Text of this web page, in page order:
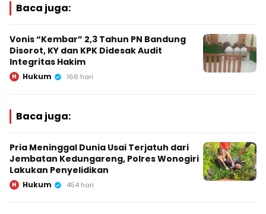
Baca juga:
Vonis “Kembar” 2,3 Tahun PN Bandung
Disorot, KY dan KPK Didesak Audit
Integritas Hakim
H Hukum 166 hari
Baca juga:
Pria Meninggal Dunia Usai Terjatuh dari
Jembatan Kedungareng, Polres Wonogiri
Lakukan Penyelidikan
H Hukum 454 hari